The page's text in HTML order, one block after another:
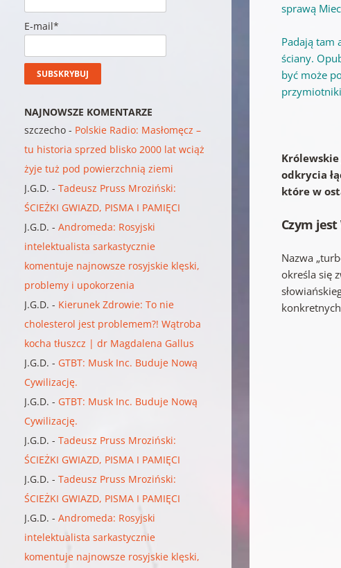
sprawą
Padają tam
ściany.
być może
Królewskie
odkrycia
które w
Czym
Nazwa
określa się
E-mail*
NAJNOWSZE KOMENTARZE
szczecho - Polskie Radio: Masłomęcz –
tu historia sprzed blisko 2000 lat wciąż
żyje tuż pod powierzchnią ziemi
J.G.D. -Tadeusz Pruss Mroziński:
ŚCIEŻKI GWIAZD, PISMA I PAMIĘCI
J.G.D. -Andromeda: Rosyjski
intelektualista sarkastycznie
komentuje najnowsze rosyjskie klęski,
problemy i upokorzenia
J.G.D. - Kierunek Zdrowie: To nie
cholesterol jest problemem?! Wątroba
kocha tłuszcz | dr Magdalena Gallus
J.G.D. - GTBT: Musk Inc. Buduje Nową
Cywilizację.
J.G.D. - GTBT: Musk Inc. Buduje Nową
Cywilizację.
J.G.D. -Tadeusz Pruss Mroziński:
ŚCIEŻKI GWIAZD, PISMA I PAMIĘCI
J.G.D. -Tadeusz Pruss Mroziński:
ŚCIEŻKI GWIAZD, PISMA I PAMIĘCI
J.G.D. -Andromeda: Rosyjski
intelektualista sarkastycznie
komentuje najnowsze rosyjskie klęski,